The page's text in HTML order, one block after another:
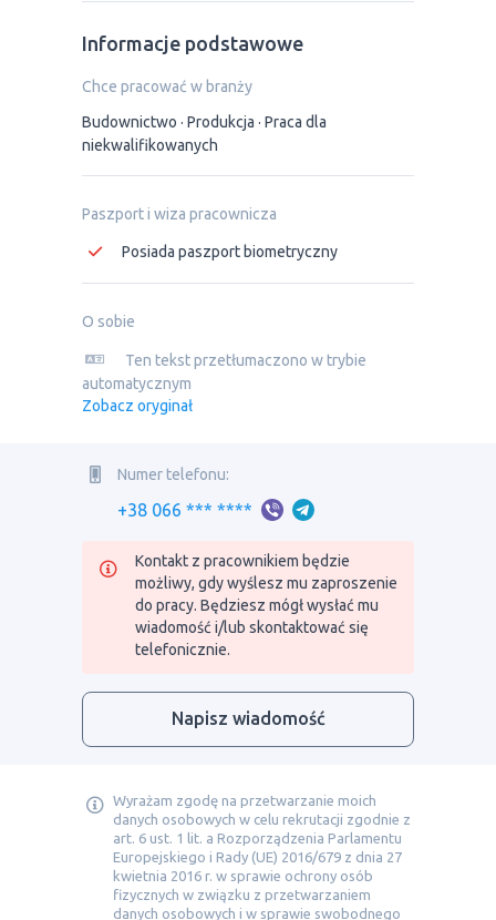
Informacje podstawowe
Chce pracować w branży
Budownictwo
Produkcja
Praca dla
niekwalifikowanych
Paszport i wiza pracownicza
Posiada paszport biometryczny
O sobie
Ten tekst przetłumaczono w trybie
automatycznym
Zobacz oryginał
Numer telefonu:
+38 066 *** ****
Kontakt z pracownikiem będzie
możliwy, gdy wyślesz mu zaproszenie
do pracy. Będziesz mógł wysłać mu
wiadomość i/lub skontaktować się
telefonicznie.
Napisz wiadomość
Wyrażam zgodę na przetwarzanie moich
danych osobowych w celu rekrutacji zgodnie z
art. 6 ust. 1 lit. a Rozporządzenia Parlamentu
Europejskiego i Rady (UE) 2016/679 z dnia 27
kwietnia 2016 r. w sprawie ochrony osób
fizycznych w związku z przetwarzaniem
danych osobowych i w sprawie swobodnego